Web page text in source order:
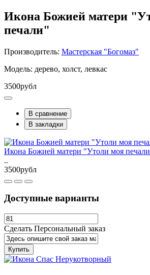
Икона Божией матери
печали"
Производитель: Мастерская "Богомаз"
Модель: дерево, холст, левкас
3500рубл
В сравнение
В закладки
Икона Божией матери "Утоли моя
..
3500рубл
Доступные варианты
Сделать Персональный заказ
Купить